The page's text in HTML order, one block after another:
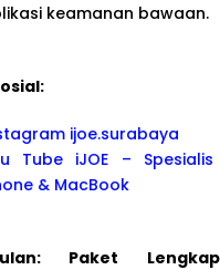
keamanan bawaan.
ijoe.surabaya
Tube iJOE –
& MacBook
Paket